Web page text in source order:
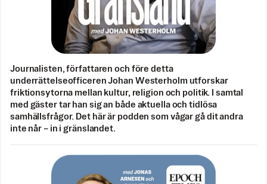
Journalisten, författaren och före detta
underrättelseofficeren Johan Westerholm utforskar
friktionsytorna mellan kultur, religion och politik. I samtal
med gäster tar han sig an både aktuella och tidlösa
samhällsfrågor. Det här är podden som vågar gå dit andra
inte når – in i gränslandet.